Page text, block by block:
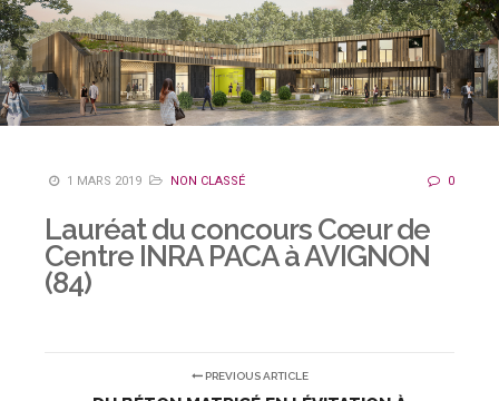
1 MARS 2019 NON CLASSÉ 0
Lauréat du concours Cœur de
Centre INRA PACA à AVIGNON
(84)
PREVIOUS ARTICLE